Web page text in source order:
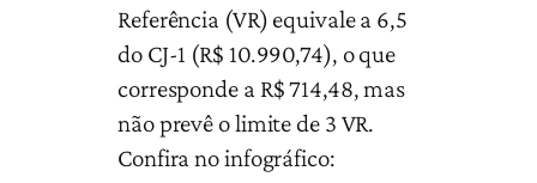
Referência (VR) equivale a 6,5
do CJ-1 (R$ 10.990,74), o que
corresponde a R$ 714,48, mas
não prevê o limite de 3 VR.
Confira no infográfico: